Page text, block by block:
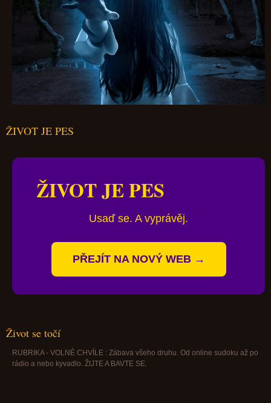
ŽIVOT JE PES
ŽIVOT JE PES
Usaď se. A vyprávěj.
PŘEJÍT NA NOVÝ WEB →
Život se točí
RUBRIKA - VOLNÉ CHVÍLE : Zábava všeho druhu. Od online sudoku až po
rádio a nebo kyvadlo. ŽIJTE A BAVTE SE.